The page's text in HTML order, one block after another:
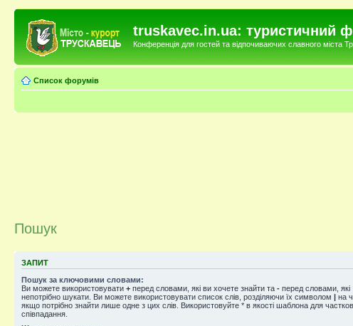
truskavec.in.ua: туристичний
Конференція для гостей та відпочиваючих славного міста
Список форумів
Пошук
ЗАПИТ
Пошук за ключовими словами:
Ви можете використовувати + перед словами, які ви хочете знайти та - перед словами, які
непотрібно шукати. Ви можете використовувати список слів, розділяючи їх символом | на
якщо потрібно знайти лише одне з цих слів. Використовуйте * в якості шаблона для
співпадання.